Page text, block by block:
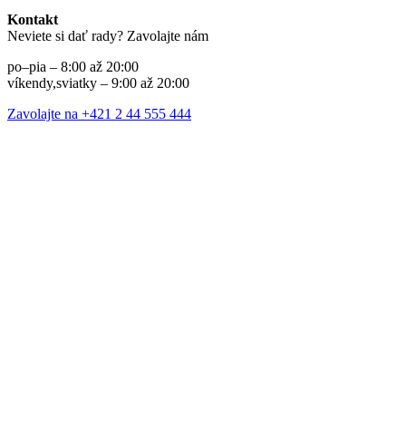
Kontakt
Neviete si dať rady? Zavolajte nám
po–pia – 8:00 až 20:00
víkendy,sviatky – 9:00 až 20:00
Zavolajte na +421 2 44 555 444